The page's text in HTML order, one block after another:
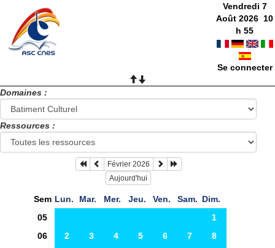
Vendredi 7
Août 2026 10
h55
Se connecter
Domaines :
Ressources :
Février 2026
Aujourd'hui
Sem Lun. Mar. Mer. Jeu. Ven. Sam. Dim.
05
1
06
2 3 4 5 6 7
8